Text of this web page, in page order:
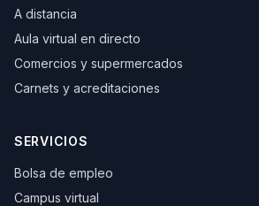
A distancia
Aula virtual en directo
Comercios y supermercados
Carnets y acreditaciones
SERVICIOS
Bolsa de empleo
Campus virtual